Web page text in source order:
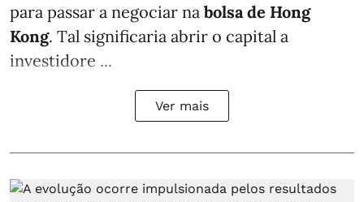
para passar a negociar na bolsa de Hong
Kong. Tal significaria abrir o capital a
investidore ...
Ver mais